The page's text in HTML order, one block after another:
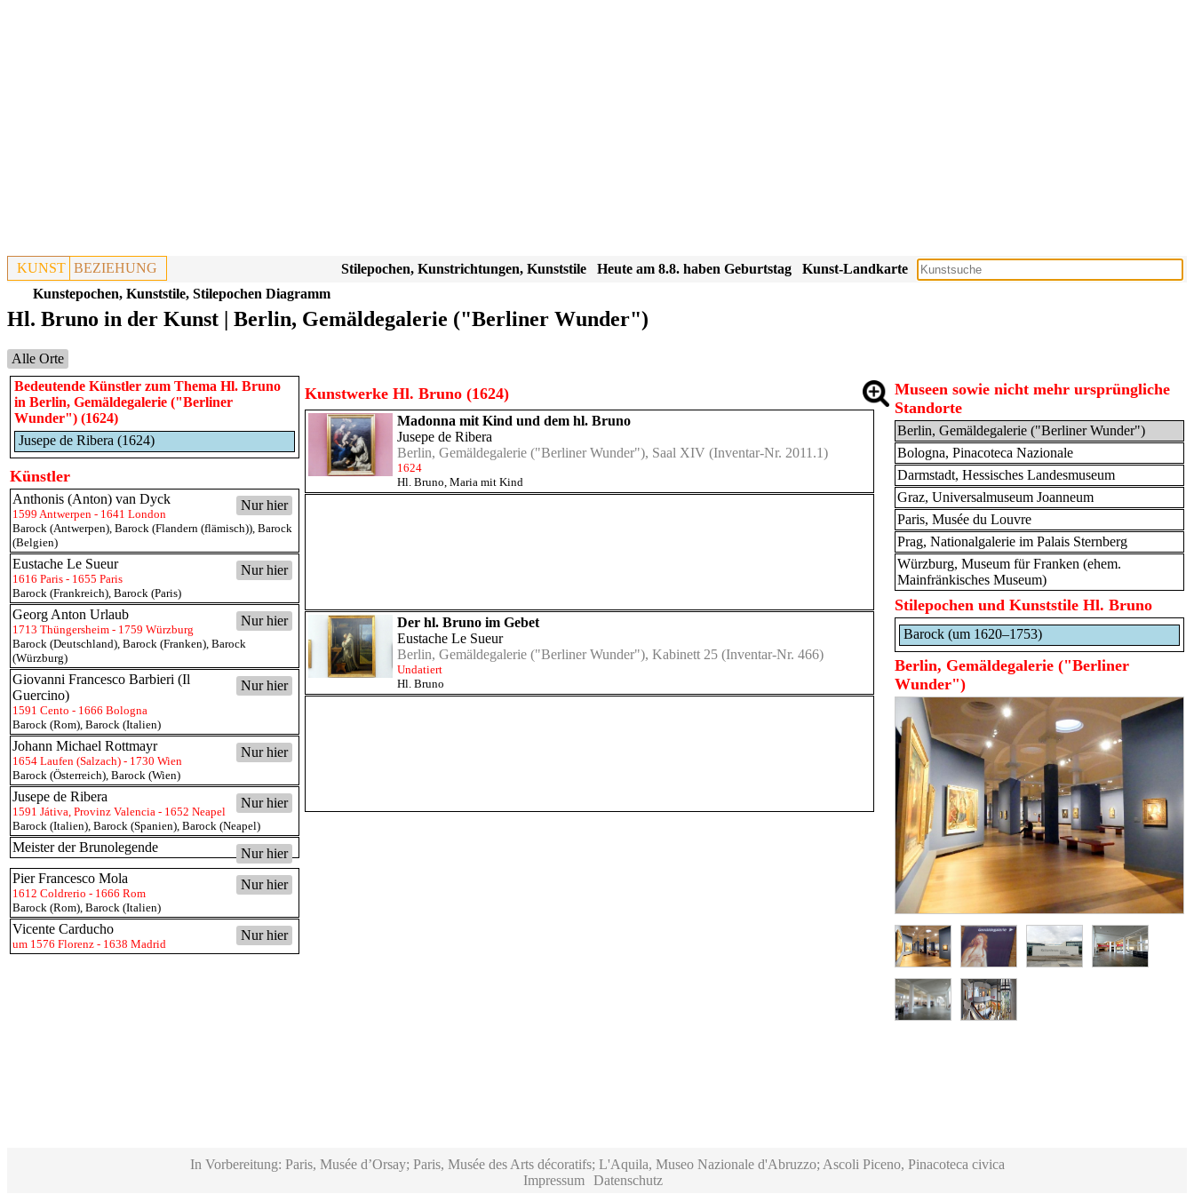
KUNST BEZIEHUNG Kunst-Landkarte
Heute am 8.8. haben Geburtstag
Stilepochen, Kunstrichtungen, Kunststile
Kunstepochen, Kunststile, Stilepochen Diagramm
Hl. Bruno in der Kunst | Berlin, Gemäldegalerie ("Berliner Wunder")
Alle Orte
Bedeutende Künstler zum Thema Hl. Bruno
in Berlin, Gemäldegalerie ("Berliner
Wunder") (1624)
Jusepe de Ribera (1624)
Künstler
Nur hier
Anthonis (Anton) van Dyck
1599 Antwerpen - 1641 London
Barock (Antwerpen), Barock (Flandern (flämisch)), Barock
(Belgien)
Nur hier
Eustache Le Sueur
1616 Paris - 1655 Paris
Barock (Frankreich), Barock (Paris)
Nur hier
Georg Anton Urlaub
1713 Thüngersheim - 1759 Würzburg
Barock (Deutschland), Barock (Franken), Barock
(Würzburg)
Nur hier
Giovanni Francesco Barbieri (Il
Guercino)
1591 Cento - 1666 Bologna
Barock (Rom), Barock (Italien)
Nur hier
Johann Michael Rottmayr
1654 Laufen (Salzach) - 1730 Wien
Barock (Österreich), Barock (Wien)
Nur hier
Jusepe de Ribera
1591 Játiva, Provinz Valencia - 1652 Neapel
Barock (Italien), Barock (Spanien), Barock (Neapel)
Nur hier
Meister der Brunolegende
Nur hier
Pier Francesco Mola
1612 Coldrerio - 1666 Rom
Barock (Rom), Barock (Italien)
Nur hier
Vicente Carducho
um 1576 Florenz - 1638 Madrid
Kunstwerke Hl. Bruno (1624)
Madonna mit Kind und dem hl. Bruno
Jusepe de Ribera
Berlin, Gemäldegalerie ("Berliner Wunder"), Saal XIV (Inventar-Nr. 2011.1)
1624
Hl. Bruno, Maria mit Kind
Der hl. Bruno im Gebet
Eustache Le Sueur
Berlin, Gemäldegalerie ("Berliner Wunder"), Kabinett 25 (Inventar-Nr. 466)
Undatiert
Hl. Bruno
Museen sowie nicht mehr ursprüngliche
Standorte
Berlin, Gemäldegalerie ("Berliner Wunder")
Bologna, Pinacoteca Nazionale
Darmstadt, Hessisches Landesmuseum
Graz, Universalmuseum Joanneum
Paris, Musée du Louvre
Prag, Nationalgalerie im Palais Sternberg
Würzburg, Museum für Franken (ehem.
Mainfränkisches Museum)
Stilepochen und Kunststile Hl. Bruno
Barock (um 1620–1753)
Berlin, Gemäldegalerie ("Berliner
Wunder")
In Vorbereitung: Paris, Musée d’Orsay; Paris, Musée des Arts décoratifs; L'Aquila, Museo Nazionale d'Abruzzo; Ascoli Piceno, Pinacoteca civica
Impressum
Datenschutz